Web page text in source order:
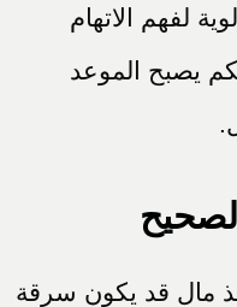
لفهم الاتهام
يصبح الموعد
مال قد يكون سرقة